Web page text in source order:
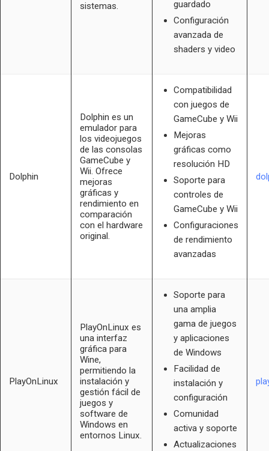
sistemas.
guardado
Configuración
avanzada de
shaders y video
Dolphin
Dolphin es un
emulador para
los videojuegos
de las consolas
GameCube y
Wii. Ofrece
mejoras
gráficas y
rendimiento en
comparación
con el hardware
original.
Compatibilidad
con juegos de
GameCube y Wii
Mejoras
gráficas como
resolución HD
Soporte para
controles de
GameCube y Wii
Configuraciones
de rendimiento
avanzadas
PlayOnLinux
PlayOnLinux es
una interfaz
gráfica para
Wine,
permitiendo la
instalación y
gestión fácil de
juegos y
software de
Windows en
entornos Linux.
Soporte para
una amplia
gama de juegos
y aplicaciones
de Windows
Facilidad de
instalación y
configuración
Comunidad
activa y soporte
Actualizaciones